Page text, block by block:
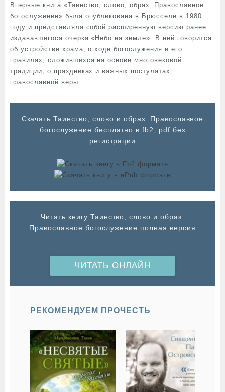
Впервые книга «Таинство, слово, образ. Православное
богослужение» была опубликована в Брюсселе в 1980
году и представляла собой расширенную версию ранее
издававшегося очерка «Небо на земле». В ней говорится
об устройстве храма, о ходе богослужения и его
правилах, сложившихся на основе многовековой
традиции, о праздниках и важных постулатах
православной веры.
Cкачать Таинство, слово и образ. Православное
богослужение бесплатно в fb2, pdf без
регистрации
Читать книгу Таинство, слово и образ.
Православное богослужение полная версия
ЧИТАТЬ ОНЛАЙН
РЕКОМЕНДУЕМ ПРОЧЕСТЬ